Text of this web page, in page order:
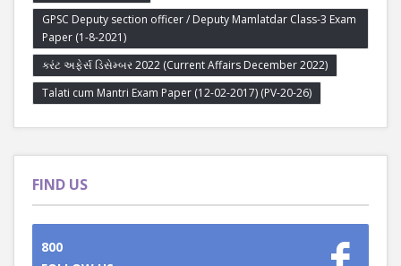
GPSC Deputy section officer / Deputy Mamlatdar Class-3 Exam
Paper (1-8-2021)
કરંટ અફેર્સ ડિસેમ્બર 2022 (Current Affairs December 2022)
Talati cum Mantri Exam Paper (12-02-2017) (PV-20-26)
FIND US
800